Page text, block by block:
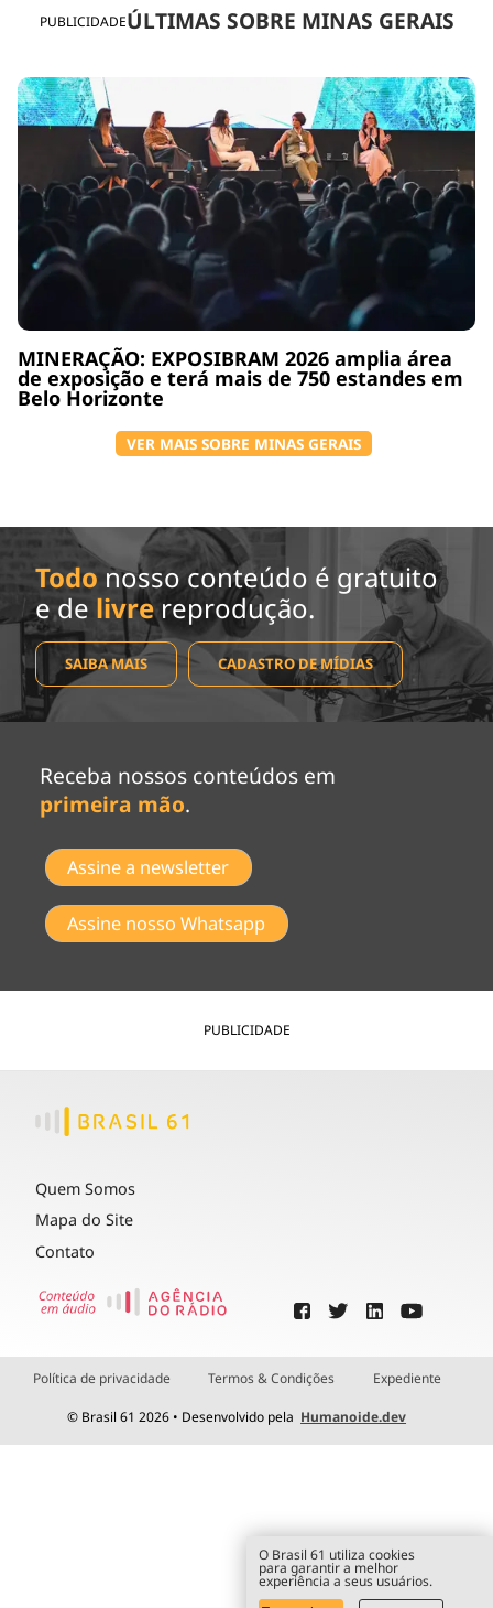
PUBLICIDADEÚLTIMAS SOBRE MINAS GERAIS
MINERAÇÃO: EXPOSIBRAM 2026 amplia área
de exposição e terá mais de 750 estandes em
Belo Horizonte
VER MAIS SOBRE MINAS GERAIS
Todo nosso conteúdo é gratuito
e de livrereprodução.
SAIBA MAIS CADASTRO DE MÍDIAS
Receba nossos conteúdos em
primeira mão.
Assine a newsletter
Assine nosso Whatsapp
PUBLICIDADE
Quem Somos
Mapa do Site
Contato
Política de privacidade Termos & Condições Expediente
© Brasil 61 2026 • Desenvolvido pela Humanoide.dev
O Brasil 61 utiliza cookies
para garantir a melhor
experiência a seus usuários.